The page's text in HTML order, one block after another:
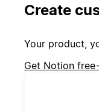
Create
Your product,
Get Notion free